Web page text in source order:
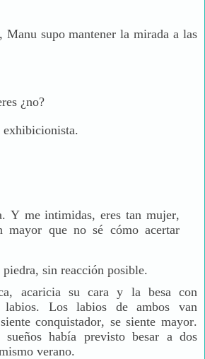
Manu supo mantener la mirada a las
¿no?
exhibicionista.
Y me intimidas, eres tan mujer,
mayor que no sé cómo acertar
piedra, sin reacción posible.
acaricia su cara y la besa con
labios. Los labios de ambos van
conquistador, se siente mayor.
había previsto besar a dos
verano.